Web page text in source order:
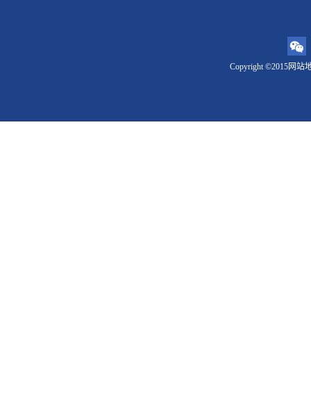
Copyright ©2015网站